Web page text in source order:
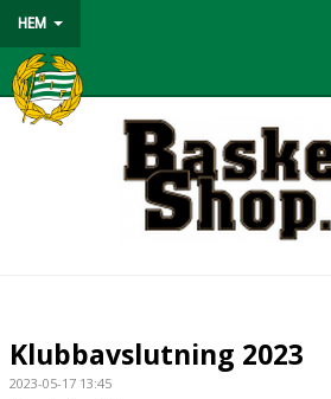
HEM
HEM
KALENDER
Klubbavslutning 2023
2023-05-17 13:45